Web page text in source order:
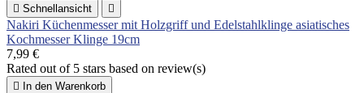
 Schnellansicht 
Nakiri Küchenmesser mit Holzgriff und Edelstahlklinge asiatisches
Kochmesser Klinge 19cm
7,99 €
Rated out of 5 stars based on review(s)
 In den Warenkorb